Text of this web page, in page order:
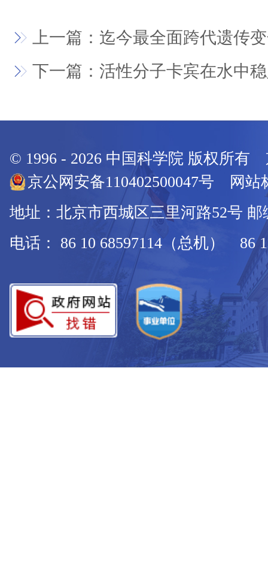
上一篇：迄今最全面跨代遗传
下一篇：活性分子卡宾在水中
© 1996 - 2026 中国科学院 版权所有
京公网安备110402500047号 网站
地址：北京市西城区三里河路52号 邮
电话： 86 10 68597114（总机） 86